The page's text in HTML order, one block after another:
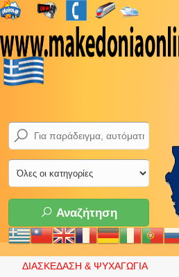
Αναζήτηση
ΔΙΑΣΚΕΔΑΣΗ & ΨΥΧΑΓΩΓΙΑ